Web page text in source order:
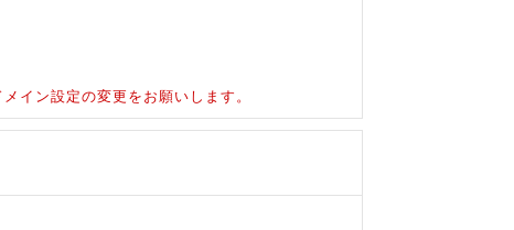
イン設定の変更をお願いします。